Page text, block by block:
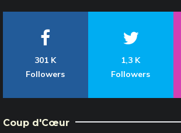
301 K
Followers
1,3 K
Followers
Coup d'Cœur